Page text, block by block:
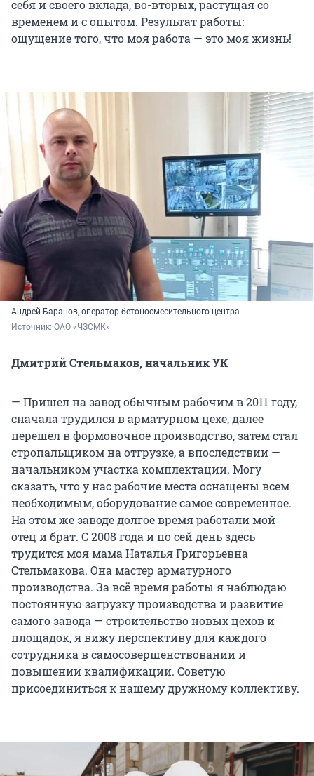
себя и своего вклада, во-вторых, растущая со
временем и с опытом. Результат работы:
ощущение того, что моя работа — это моя жизнь!
Андрей Баранов, оператор бетоносмесительного центра
Источник: ОАО «ЧЗСМК»
Дмитрий Стельмаков, начальник УК
— Пришел на завод обычным рабочим в 2011 году,
сначала трудился в арматурном цехе, далее
перешел в формовочное производство, затем стал
стропальщиком на отгрузке, а впоследствии —
начальником участка комплектации. Могу
сказать, что у нас рабочие места оснащены всем
необходимым, оборудование самое современное.
На этом же заводе долгое время работали мой
отец и брат. С 2008 года и по сей день здесь
трудится моя мама Наталья Григорьевна
Стельмакова. Она мастер арматурного
производства. За всё время работы я наблюдаю
постоянную загрузку производства и развитие
самого завода — строительство новых цехов и
площадок, я вижу перспективу для каждого
сотрудника в самосовершенствовании и
повышении квалификации. Советую
присоединиться к нашему дружному коллективу.